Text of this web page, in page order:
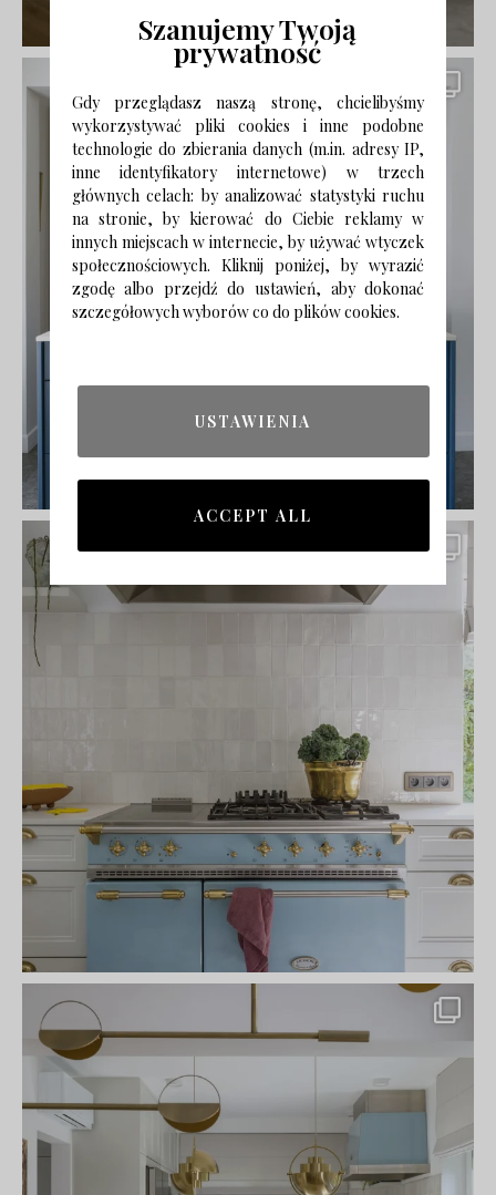
Szanujemy Twoją
prywatność
Gdy przeglądasz naszą stronę, chcielibyśmy
wykorzystywać pliki cookies i inne podobne
technologie do zbierania danych (m.in. adresy IP,
inne identyfikatory internetowe) w trzech
głównych celach: by analizować statystyki ruchu
na stronie, by kierować do Ciebie reklamy w
innych miejscach w internecie, by używać wtyczek
społecznościowych. Kliknij poniżej, by wyrazić
zgodę albo przejdź do ustawień, aby dokonać
szczegółowych wyborów co do plików cookies.
USTAWIENIA
ACCEPT ALL